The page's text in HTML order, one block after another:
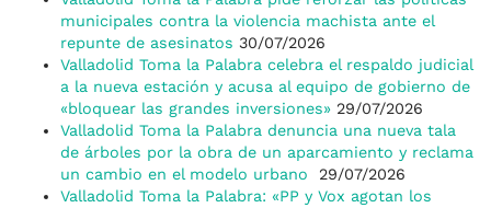
municipales contra la violencia machista ante el
repunte de asesinatos 30/07/2026
Valladolid Toma la Palabra celebra el respaldo judicial
a la nueva estación y acusa al equipo de gobierno de
«bloquear las grandes inversiones» 29/07/2026
Valladolid Toma la Palabra denuncia una nueva tala
de árboles por la obra de un aparcamiento y reclama
un cambio en el modelo urbano
29/07/2026
Valladolid Toma la Palabra: «PP y Vox agotan los